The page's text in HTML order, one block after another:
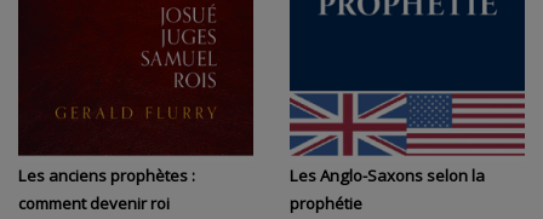
Les anciens prophètes :
comment devenir roi
Les Anglo-Saxons selon la
prophétie